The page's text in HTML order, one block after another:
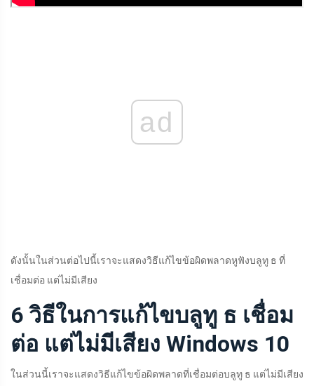
ad
ดังนั้นในส่วนต่อไปนี้เราจะแสดงวิธีแก้ไขข้อผิดพลาดหูฟังบลูทู ธ ที่
เชื่อมต่อ แต่ไม่มีเสียง
6 วิธีในการแก้ไขบลูทู ธ เชื่อม
ต่อ แต่ไม่มีเสียง Windows 10
ในส่วนนี้เราจะแสดงวิธีแก้ไขข้อผิดพลาดที่เชื่อมต่อบลูทู ธ แต่ไม่มีเสียง